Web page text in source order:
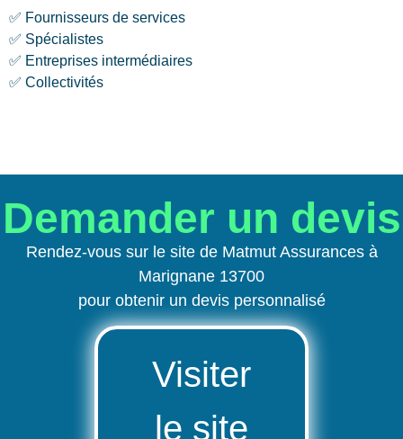
✅ Fournisseurs de services
✅ Spécialistes
✅ Entreprises intermédiaires
✅ Collectivités
Demander un devis
Rendez-vous sur le site de Matmut Assurances à
Marignane 13700
pour obtenir un devis personnalisé
Visiter
le site